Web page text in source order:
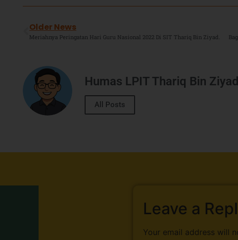
Older News
Meriahnya Peringatan Hari Guru Nasional 2022 Di SIT Thariq Bin Ziyad.
Humas LPIT Thariq Bin Ziyad
All Posts
Leave a
Your email address will